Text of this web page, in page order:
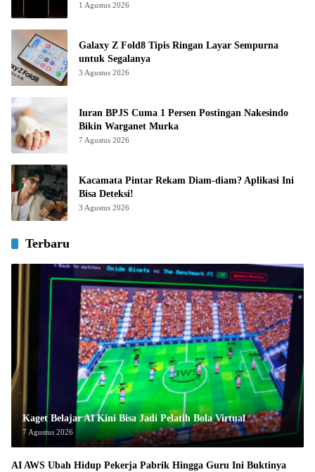
1 Agustus 2026
Galaxy Z Fold8 Tipis Ringan Layar Sempurna
untuk Segalanya
3 Agustus 2026
Iuran BPJS Cuma 1 Persen Postingan Nakesindo
Bikin Warganet Murka
7 Agustus 2026
Kacamata Pintar Rekam Diam-diam? Aplikasi Ini
Bisa Deteksi!
3 Agustus 2026
Terbaru
Kaget Belajar AI Kini Bisa Jadi Pelatih Bola Virtual
7 Agustus 2026
AI AWS Ubah Hidup Pekerja Pabrik Hingga Guru Ini Buktinya